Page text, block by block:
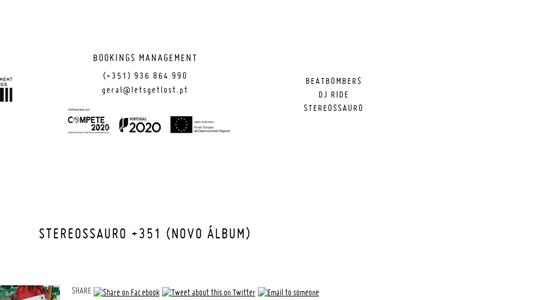
BOOKINGS MANAGEMENT
(+351) 936 864 990
geral@letsgetlost.pt
BEATBOMBERS
DJ RIDE
STEREOSSAURO
STEREOSSAURO +351 (NOVO ÁLBUM)
SHARE